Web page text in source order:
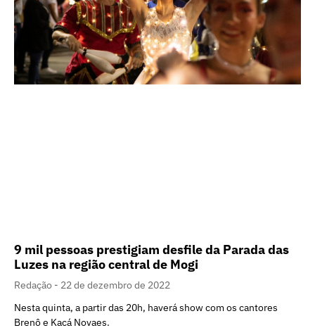
9 mil pessoas prestigiam desfile da Parada das
Luzes na região central de Mogi
Redação
22 de dezembro de 2022
Nesta quinta, a partir das 20h, haverá show com os cantores
Brenô e Kacá Novaes.